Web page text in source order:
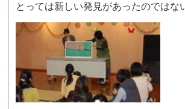
とっては新しい発見があったのではな